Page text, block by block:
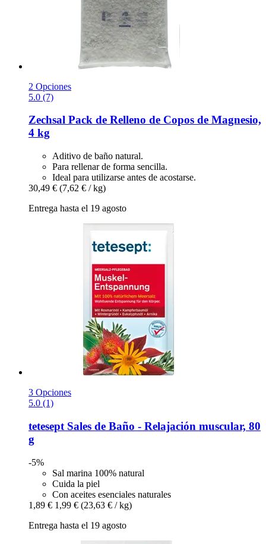
2 Opciones
5.0 (7)
Zechsal Pack de Relleno de Copos de Magnesio,
4 kg
Aditivo de baño natural.
Para rellenar de forma sencilla.
Ideal para utilizarse antes de acostarse.
30,49 € (7,62 € / kg)
Entrega hasta el 19 agosto
3 Opciones
5.0 (1)
tetesept Sales de Baño -​ Relajación muscular, 80
g
-5%
Sal marina 100% natural
Cuida la piel
Con aceites esenciales naturales
1,89 € 1,99 € (23,63 € / kg)
Entrega hasta el 19 agosto